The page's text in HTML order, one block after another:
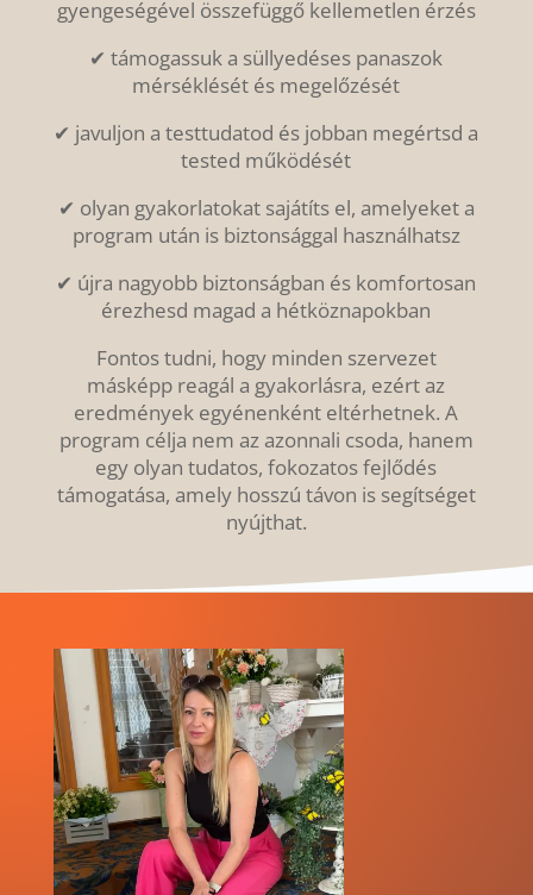
gyengeségével összefüggő kellemetlen érzés
✔ támogassuk a süllyedéses panaszok
mérséklését és megelőzését
✔ javuljon a testtudatod és jobban megértsd a
tested működését
✔ olyan gyakorlatokat sajátíts el, amelyeket a
program után is biztonsággal használhatsz
✔ újra nagyobb biztonságban és komfortosan
érezhesd magad a hétköznapokban
Fontos tudni, hogy minden szervezet
másképp reagál a gyakorlásra, ezért az
eredmények egyénenként eltérhetnek. A
program célja nem az azonnali csoda, hanem
egy olyan tudatos, fokozatos fejlődés
támogatása, amely hosszú távon is segítséget
nyújthat.